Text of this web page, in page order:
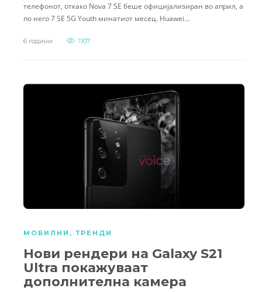
телефонот, откако Nova 7 SE беше официјализиран во април, а
по него 7 SE 5G Youth минатиот месец. Huawei…
6 години 1107
МОБИЛНИ , ТРЕНДИ
Нови рендери на Galaxy S21
Ultra покажуваат
дополнителна камера